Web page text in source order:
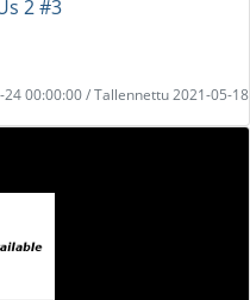
2 #3
24 00:00:00 / Tallennettu 2021-05-18